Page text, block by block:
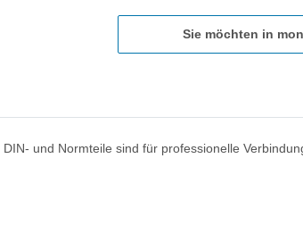
Sie möchten in
und Normteile sind für professionelle